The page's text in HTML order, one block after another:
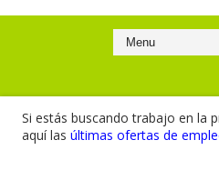
Si estás buscando trabajo en la
aquí las últimas ofertas de